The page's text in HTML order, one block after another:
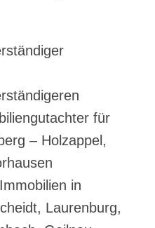
für
– Holzappel,
in
Laurenburg,